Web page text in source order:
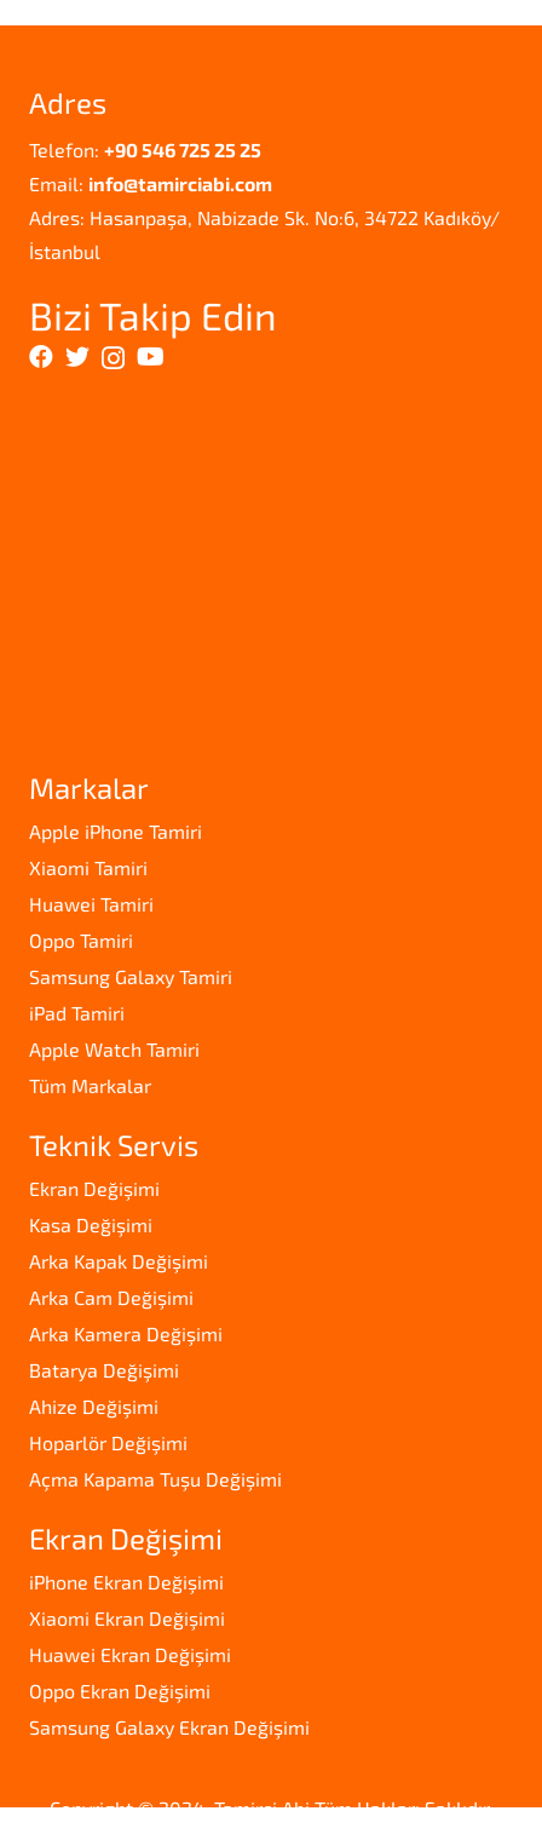
Adres
Telefon: +90 546 725 25 25
Email: info@tamirciabi.com
Adres: Hasanpaşa, Nabizade Sk. No:6, 34722 Kadıköy/
İstanbul
Bizi Takip Edin
Markalar
Apple iPhone Tamiri
Xiaomi Tamiri
Huawei Tamiri
Oppo Tamiri
Samsung Galaxy Tamiri
iPad Tamiri
Apple Watch Tamiri
Tüm Markalar
Teknik Servis
Ekran Değişimi
Kasa Değişimi
Arka Kapak Değişimi
Arka Cam Değişimi
Arka Kamera Değişimi
Batarya Değişimi
Ahize Değişimi
Hoparlör Değişimi
Açma Kapama Tuşu Değişimi
Ekran Değişimi
iPhone Ekran Değişimi
Xiaomi Ekran Değişimi
Huawei Ekran Değişimi
Oppo Ekran Değişimi
Samsung Galaxy Ekran Değişimi
Copyright © 2024. Tamirci Abi Tüm Hakları Saklıdır.